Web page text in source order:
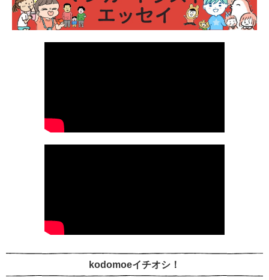
kodomoeイチオシ！